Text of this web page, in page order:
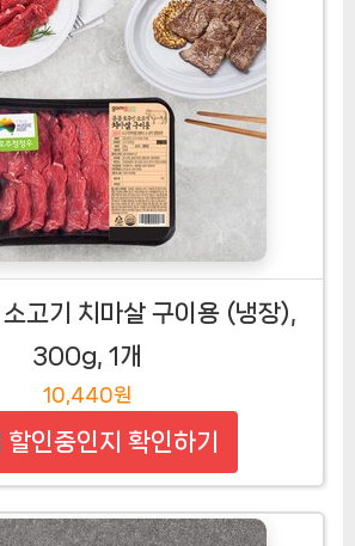
고기 치마살 구이용 (냉장),
300g, 1개
10,440원
할인중인지 확인하기